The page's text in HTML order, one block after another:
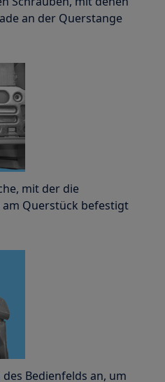
an der Querstange
mit der die
Querstück befestigt
Bedienfelds an, um